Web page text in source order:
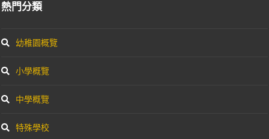
熱門分類
幼稚園概覽
小學概覽
中學概覽
特殊學校